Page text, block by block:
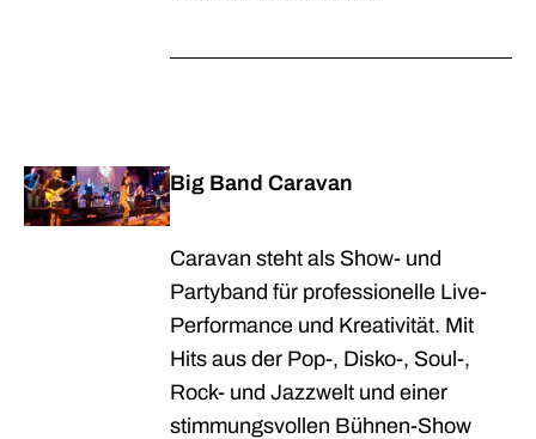
Big Band Caravan
Caravan steht als Show- und
Partyband für professionelle Live-
Performance und Kreativität. Mit
Hits aus der Pop-, Disko-, Soul-,
Rock- und Jazzwelt und einer
stimmungsvollen Bühnen-Show